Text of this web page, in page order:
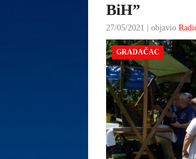
BiH”
27/05/2021 | objavio
GRADAČAC